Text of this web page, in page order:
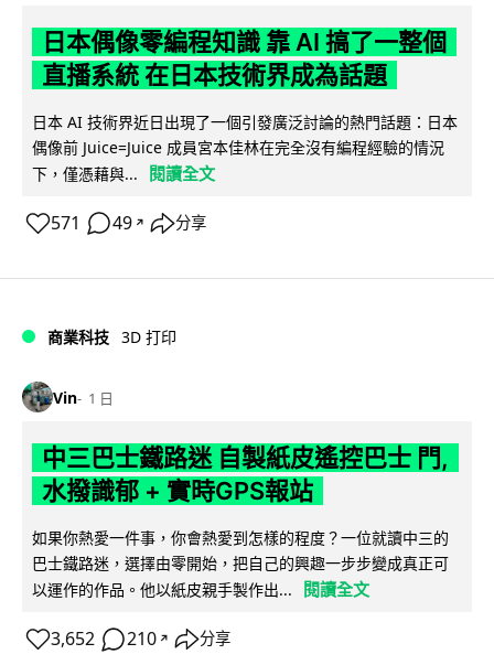
日本偶像零編程知識 靠 AI 搞了一整個
直播系統 在日本技術界成為話題
日本 AI 技術界近日出現了一個引發廣泛討論的熱門話題：日本
偶像前 Juice=Juice 成員宮本佳林在完全沒有編程經驗的情況
下，僅憑藉與...
閱讀全文
571 49 ↗ 分享
商業科技 3D 打印
Vin 1 日
中三巴士鐵路迷 自製紙皮遙控巴士 門,
水撥識郁 + 實時GPS報站
如果你熱愛一件事，你會熱愛到怎樣的程度？一位就讀中三的
巴士鐵路迷，選擇由零開始，把自己的興趣一步步變成真正可
以運作的作品。他以紙皮親手製作出...
閱讀全文
3,652 210 ↗ 分享